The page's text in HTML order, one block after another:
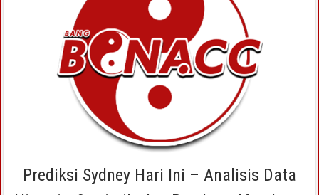
Prediksi Sydney Hari Ini – Analisis Data